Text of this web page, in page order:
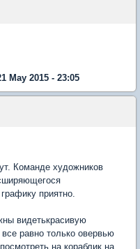
May 2015 - 23:05
Команде художников
приятно.
видетькрасивую
равно только овервью
на кораблик на